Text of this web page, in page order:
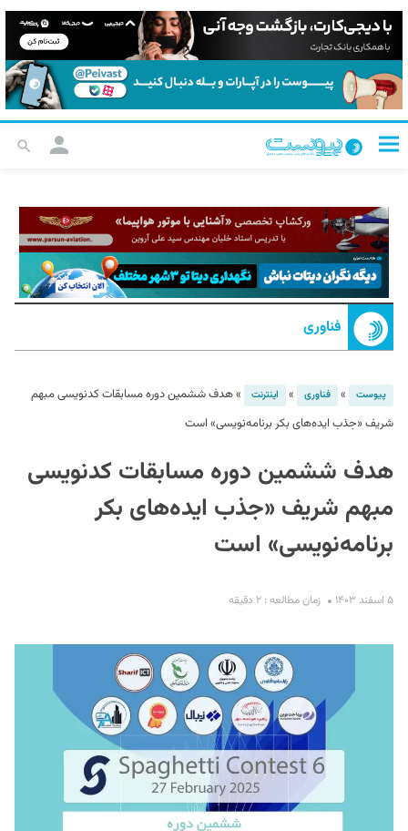
فناوری
پیوست » فناوری » اینترنت »هدف ششمین دوره مسابقات کدنویسی مبهم
شریف «جذب ایده‌های بکر برنامه‌نویسی» است
هدف ششمین دوره مسابقات کدنویسی
مبهم شریف «جذب ایده‌های بکر
برنامه‌نویسی» است
۵ اسفند ۱۴۰۳ زمان مطالعه : ۲ دقیقه